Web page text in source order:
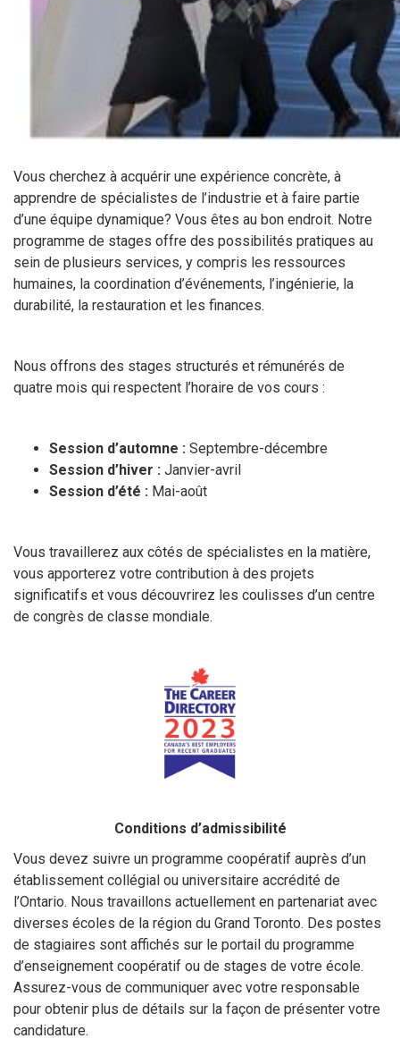
Vous cherchez à acquérir une expérience concrète, à
apprendre de spécialistes de l’industrie et à faire partie
d’une équipe dynamique? Vous êtes au bon endroit. Notre
programme de stages offre des possibilités pratiques au
sein de plusieurs services, y compris les ressources
humaines, la coordination d’événements, l’ingénierie, la
durabilité, la restauration et les finances.
Nous offrons des stages structurés et rémunérés de
quatre mois qui respectent l’horaire de vos cours :
Session d’automne : Septembre-décembre
Session d’hiver : Janvier-avril
Session d’été : Mai-août
Vous travaillerez aux côtés de spécialistes en la matière,
vous apporterez votre contribution à des projets
significatifs et vous découvrirez les coulisses d’un centre
de congrès de classe mondiale.
Conditions d’admissibilité
Vous devez suivre un programme coopératif auprès d’un
établissement collégial ou universitaire accrédité de
l’Ontario. Nous travaillons actuellement en partenariat avec
diverses écoles de la région du Grand Toronto. Des postes
de stagiaires sont affichés sur le portail du programme
d’enseignement coopératif ou de stages de votre école.
Assurez-vous de communiquer avec votre responsable
pour obtenir plus de détails sur la façon de présenter votre
candidature.